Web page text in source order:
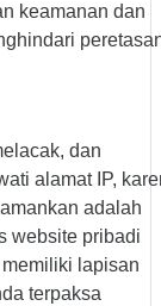
keamanan dan
dan
alamat IP,
adalah
website pribadi
lapisan
terpaksa